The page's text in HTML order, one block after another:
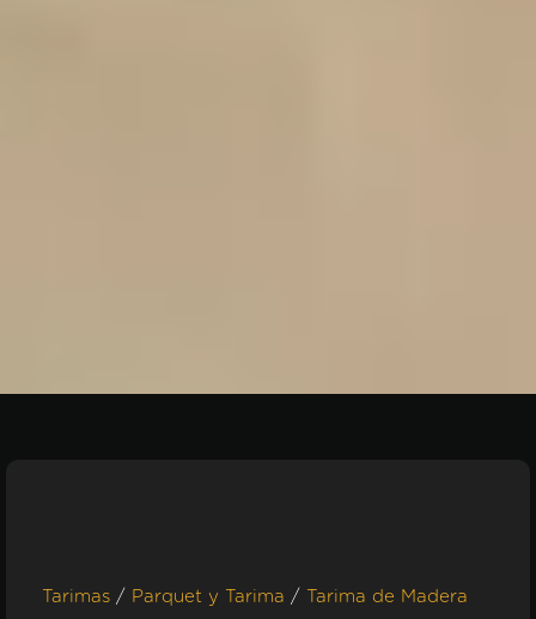
Tarimas / Parquet y Tarima /
Tarima de Madera